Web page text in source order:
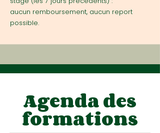
aucun remboursement, aucun report
possible.
Agenda des
formations